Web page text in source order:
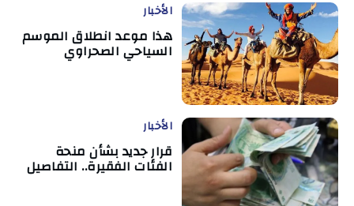
الأخبار
هذا موعد انطلاق الموسم
السياحي الصحراوي
الأخبار
قرار جديد بشأن منحة
الفئات الفقيرة.. التفاصيل